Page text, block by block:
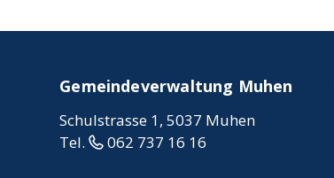
Gemeindeverwaltung Muhen
Schulstrasse 1, 5037 Muhen
Tel.
062 737 16 16